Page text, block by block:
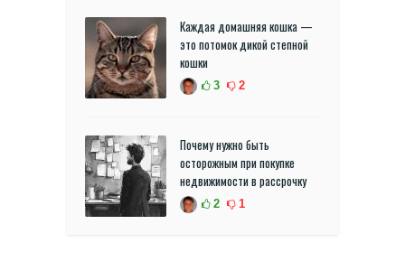
Каждая домашняя кошка —
это потомок дикой степной
кошки
3 2
Почему нужно быть
осторожным при покупке
недвижимости в рассрочку
2 1